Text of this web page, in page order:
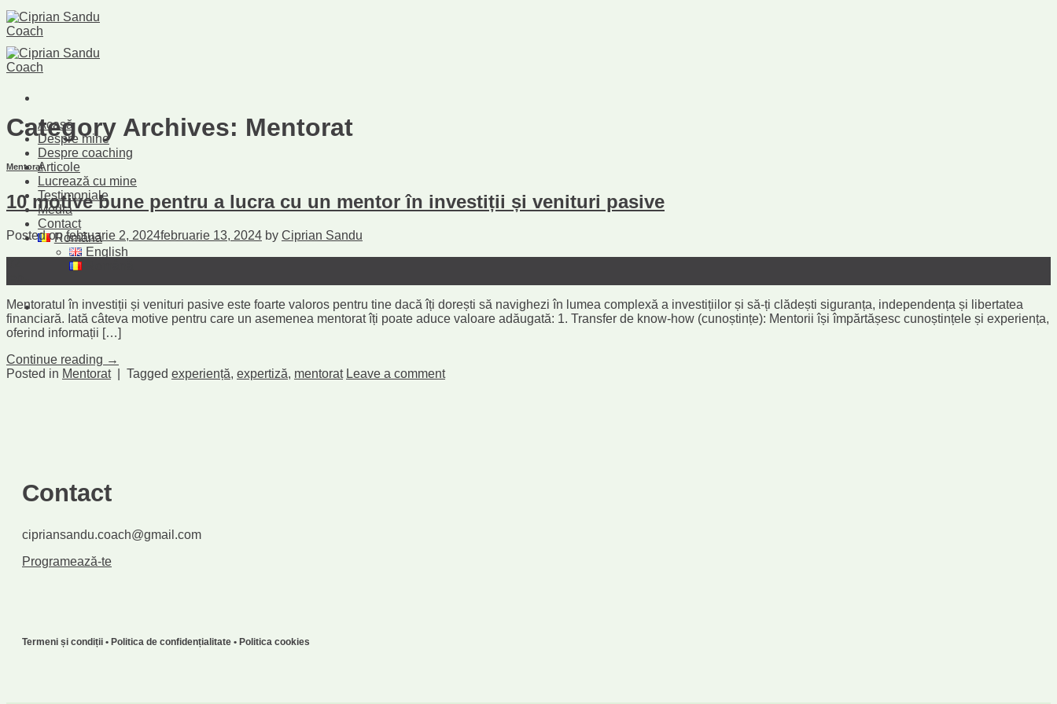
Skip
to
content
Acasă
Despre mine
Despre coaching
Articole
Lucrează cu mine
Testimoniale
Media
Contact
Română
English
Category Archives: Mentorat
Mentorat
10 motive bune pentru a lucra cu un mentor în investiții și venituri pasive
Posted onfebruarie 2, 2024februarie 13, 2024 by Ciprian Sandu
Mentoratul în investiții și venituri pasive este foarte valoros pentru tine dacă îți dorești să navighezi în lumea complexă a investițiilor și să-ți clădești siguranța, independența și libertatea
financiară. Iată câteva motive pentru care un asemenea mentorat îți poate aduce valoare adăugată: 1. Transfer de know-how (cunoștințe): Mentorii își împărtășesc cunoștințele și experiența,
oferind informații […]
Continue reading →
Posted in Mentorat Tagged experiență, expertiză, mentorat Leave a comment
Contact
cipriansandu.coach@gmail.com
Programează-te
Termeni și condiții • Politica de confidențialitate • Politica cookies